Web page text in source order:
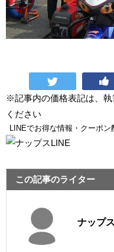
※記事内の価格表記は、
ください
LINEでお得な情報・クーポン
この記事のライター
ナップス